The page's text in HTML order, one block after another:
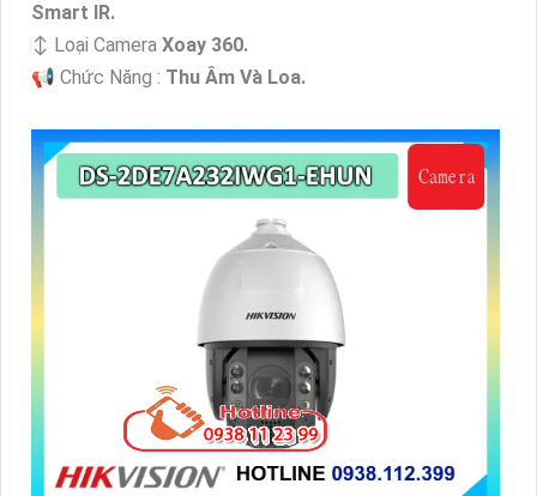
Smart IR.
↕️ Loại Camera Xoay 360.
️📢 Chức Năng : Thu Âm Và Loa.